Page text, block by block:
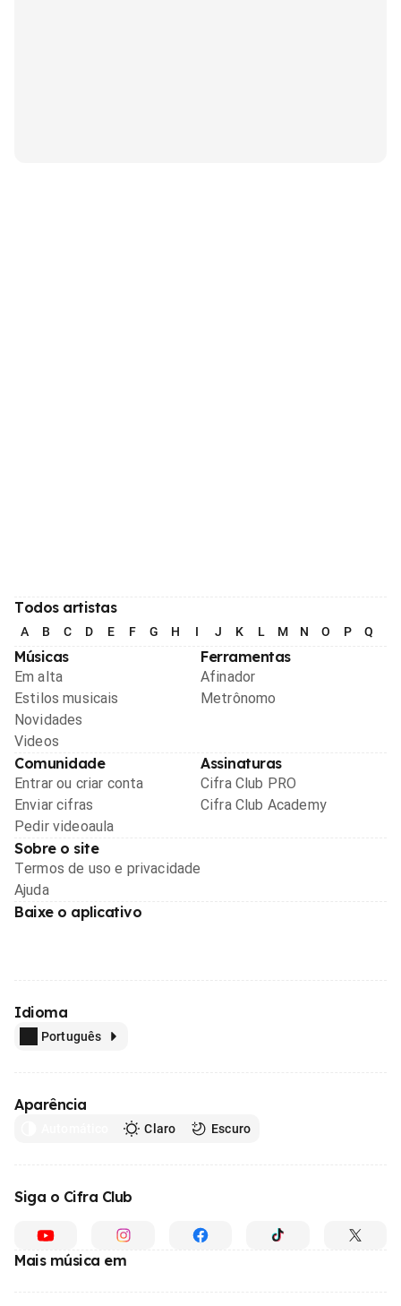
Todos artistas
A B C D E F G H I J K L M N O P Q
Músicas
Em alta
Estilos musicais
Novidades
Videos
Ferramentas
Afinador
Metrônomo
Comunidade
Entrar ou criar conta
Enviar cifras
Pedir videoaula
Assinaturas
Cifra Club PRO
Cifra Club Academy
Sobre o site
Termos de uso e privacidade
Ajuda
Baixe o aplicativo
Idioma
Português
Aparência
Claro Escuro
Siga o Cifra Club
Mais música em